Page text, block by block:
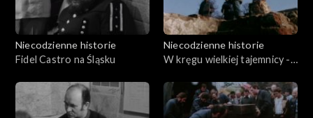
Niecodzienne historie
Fidel Castro na Śląsku
Niecodzienne historie
W kręgu wielkiej tajemnicy -